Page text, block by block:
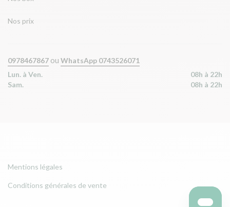
Nos prix
0978467867 ou WhatsApp 0743526071
Lun. à Ven.
08h à 22h
Sam.
08h à 22h
Mentions légales
Conditions générales de vente